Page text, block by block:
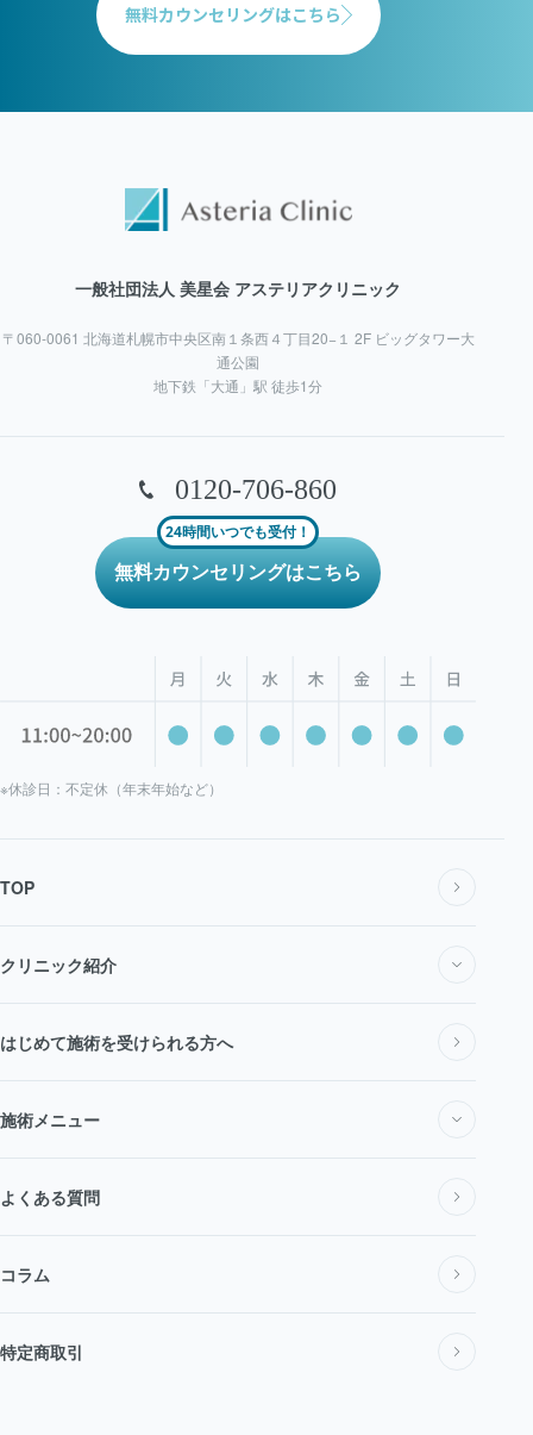
無料カウンセリングはこちら
一般社団法人 美星会 アステリアクリニック
〒060-0061 北海道札幌市中央区南１条西４丁目20−１ 2F ビッグタワー大
通公園
地下鉄「大通」駅 徒歩1分
0120-706-860
24時間いつでも受付！
無料カウンセリングはこちら
※休診日：不定休（年末年始など）
TOP
クリニック紹介
私たちについて
医師・スタッフ紹介
料金表
アクセス
新着情報
はじめて施術を受けられる方へ
施術メニュー
施術メニュー一覧
医療脱毛・医療レーザー脱毛
全身脱毛
よくある質問
コラム
特定商取引